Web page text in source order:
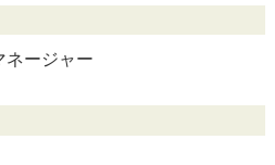
ネージャー